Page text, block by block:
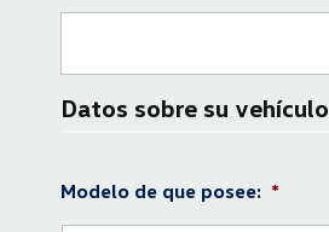
Datos sobre su vehículo
Modelo de que posee: *